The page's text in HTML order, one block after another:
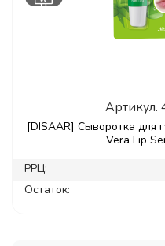
Артикул.
[DISAAR] Сыворотка
Vera Lip
РРЦ:
Остаток: